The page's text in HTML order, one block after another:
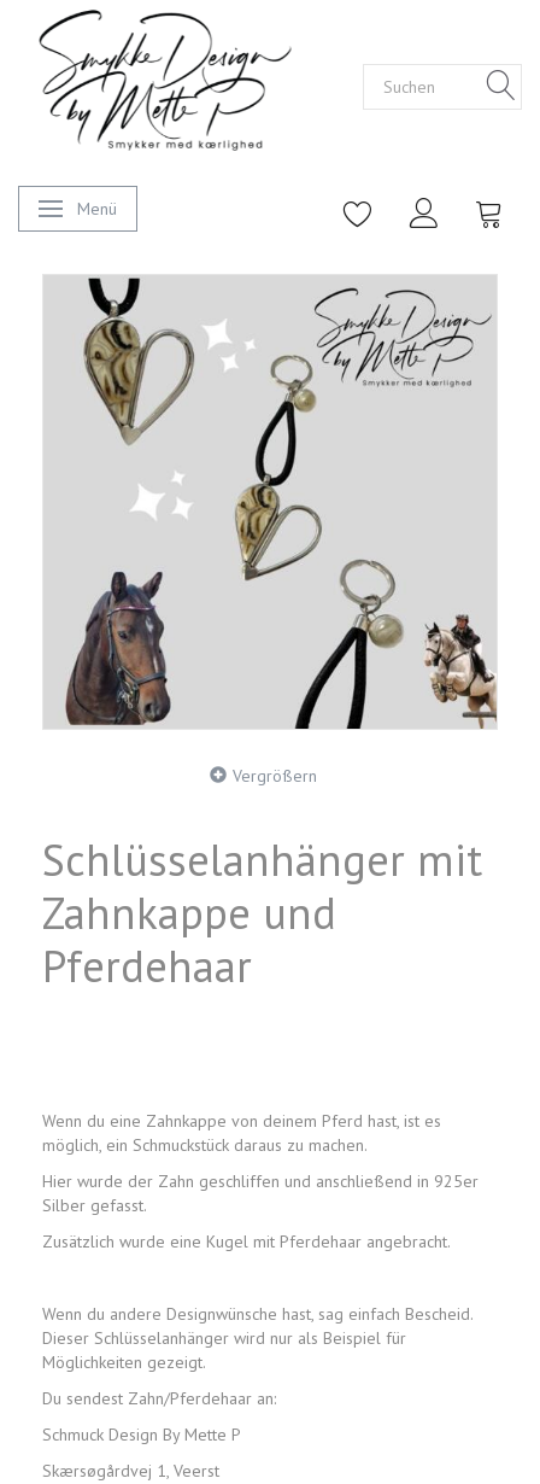
Anzeige ändern
Menü
Vergrößern
Schlüsselanhänger mit
Zahnkappe und
Pferdehaar
Wenn du eine Zahnkappe von deinem Pferd hast, ist es
möglich, ein Schmuckstück daraus zu machen.
Hier wurde der Zahn geschliffen und anschließend in 925er
Silber gefasst.
Zusätzlich wurde eine Kugel mit Pferdehaar angebracht.
Wenn du andere Designwünsche hast, sag einfach Bescheid.
Dieser Schlüsselanhänger wird nur als Beispiel für
Möglichkeiten gezeigt.
Du sendest Zahn/Pferdehaar an:
Schmuck Design By Mette P
Skærsøgårdvej 1, Veerst